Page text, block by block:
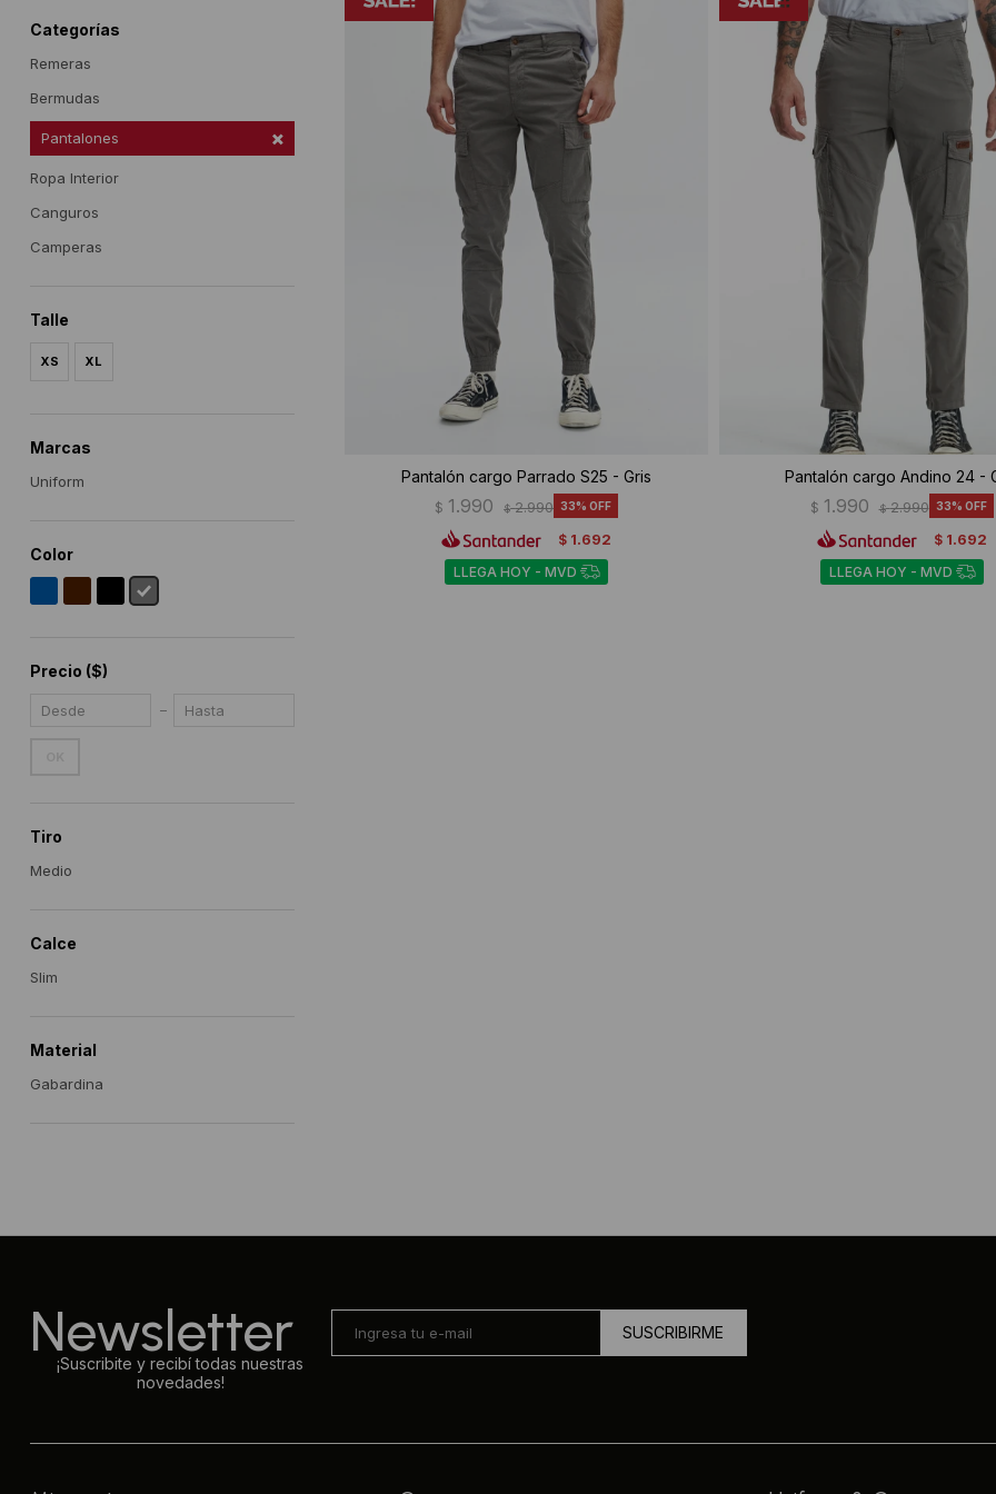
Pantalón cargo Parrado S25 - Gris
$ 1.990 $ 2.990 33
$ 1.692
LLEGA HOY - MVD
Pantalón cargo Andino 24 -
$ 1.990 $ 2.990 33
$ 1.692
LLEGA HOY - MVD
Categorías
Remeras
Bermudas
Pantalones
Ropa Interior
Canguros
Camperas
Talle
XS XL
Marcas
Uniform
Color
Precio ($)
Tiro
Medio
Calce
Slim
Material
Gabardina
Newsletter
¡Suscribite y recibí todas nuestras
novedades!
SUSCRIBIRME